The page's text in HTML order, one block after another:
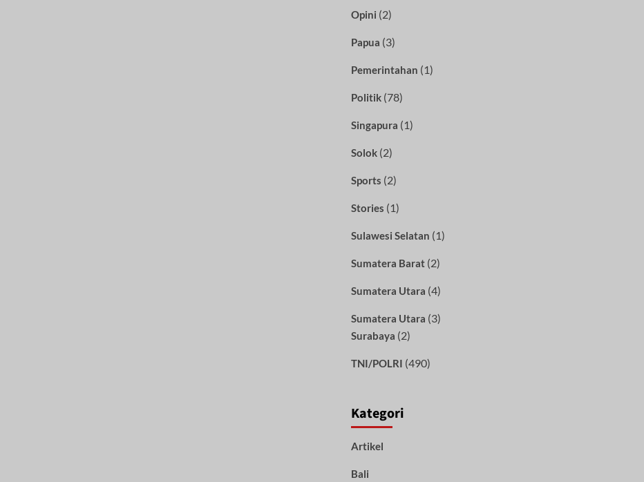
Opini (2)
Papua (3)
Pemerintahan (1)
Politik(78)
Singapura (1)
Solok(2)
Sports (2)
Stories (1)
Sulawesi Selatan (1)
Sumatera Barat(2)
Sumatera Utara (4)
Sumatera Utara (3)
Surabaya (2)
TNI/POLRI (490)
Kategori
Artikel
Bali